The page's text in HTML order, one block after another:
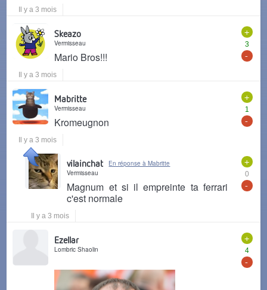
Il y a 3 mois
+
3
-
Skeazo
Vermisseau
Mario Bros!!!
Il y a 3 mois
+
1
-
Mabritte
Vermisseau
Kromeugnon
Il y a 3 mois
+
0
-
vilainchat
En réponse à Mabritte
Vermisseau
Magnum et si il empreinte ta ferrari
c'est normale
Il y a 3 mois
+
4
-
Ezellar
Lombric Shaolin